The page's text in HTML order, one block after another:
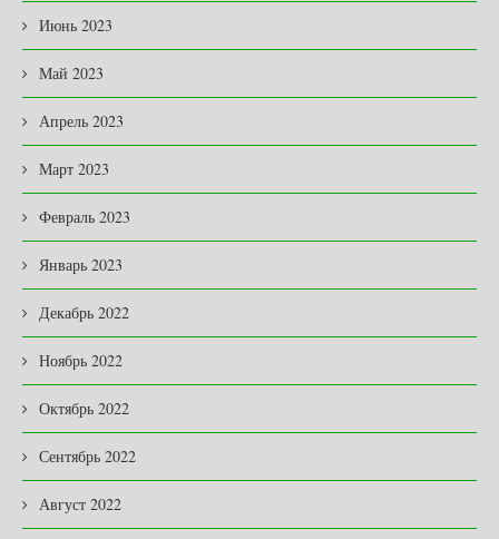
Июнь 2023
Май 2023
Апрель 2023
Март 2023
Февраль 2023
Январь 2023
Декабрь 2022
Ноябрь 2022
Октябрь 2022
Сентябрь 2022
Август 2022